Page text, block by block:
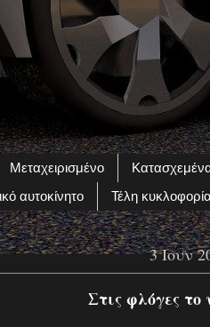
Μεταχειρισμένο
αυτοκίνητο Τέλη
3 Ιουν
Στις φλόγες το